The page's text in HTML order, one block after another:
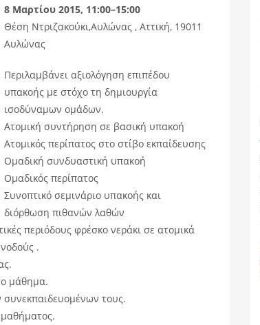
8 Μαρτίου 2015, 11:00–15:00
Θέση Ντριζακούκι,Αυλώνας , Αττική, 19011
Αυλώνας
Περιλαμβάνει αξιολόγηση επιπέδου
υπακοής με στόχο τη δημιουργία
ισοδύναμων ομάδων.
Ατομική συντήρηση σε βασική υπακοή
Ατομικός περίπατος στο στίβο εκπαίδευσης
Ομαδική συνδυαστική υπακοή
Ομαδικός περίπατος
Συνοπτικό σεμινάριο υπακοής και
διόρθωση πιθανών λαθών
περιόδους φρέσκο νεράκι σε ατομικά
.
μάθημα.
συνεκπαιδευομένων τους.